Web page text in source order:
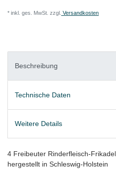
* inkl. ges. MwSt. zzgl. Versandkosten
Beschreibung
Technische Daten
Weitere Details
4 Freibeuter Rinderfleisch-
hergestellt in Schleswig-Holstein